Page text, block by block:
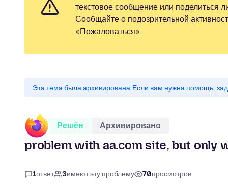
текстовое сообщение или поделиться
Сообщайте о подозрительной
«Пожаловаться».
Эта тема была архивирована.Если вам нужна помощь,
Решён Архивировано
problem with aa.com site, but only
1ответ 3имеют эту проблему 70просмотров